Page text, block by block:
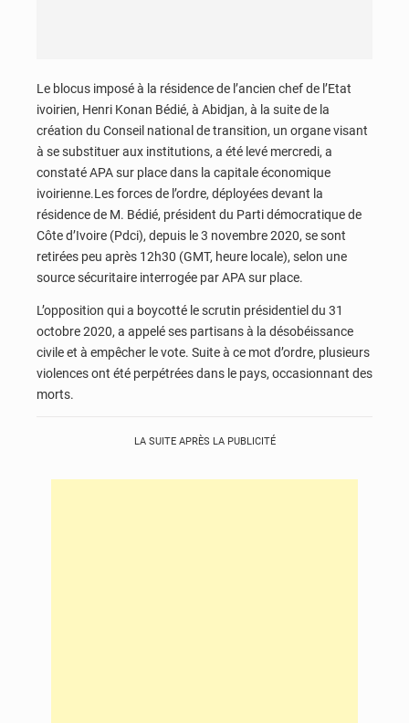
Le blocus imposé à la résidence de l’ancien chef de l’Etat
ivoirien, Henri Konan Bédié, à Abidjan, à la suite de la
création du Conseil national de transition, un organe visant
à se substituer aux institutions, a été levé mercredi, a
constaté APA sur place dans la capitale économique
ivoirienne.Les forces de l’ordre, déployées devant la
résidence de M. Bédié, président du Parti démocratique de
Côte d’Ivoire (Pdci), depuis le 3 novembre 2020, se sont
retirées peu après 12h30 (GMT, heure locale), selon une
source sécuritaire interrogée par APA sur place.
L’opposition qui a boycotté le scrutin présidentiel du 31
octobre 2020, a appelé ses partisans à la désobéissance
civile et à empêcher le vote. Suite à ce mot d’ordre, plusieurs
violences ont été perpétrées dans le pays, occasionnant des
morts.
LA SUITE APRÈS LA PUBLICITÉ